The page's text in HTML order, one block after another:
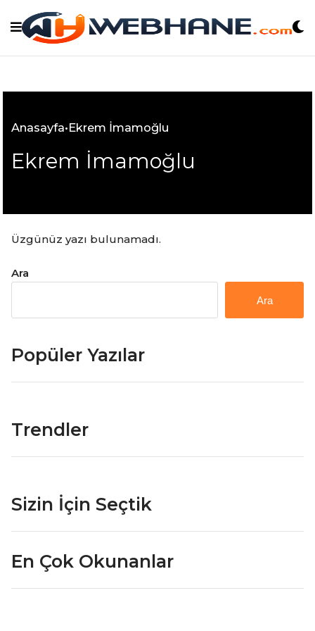
content
Anasayfa•Ekrem İmamoğlu
Ekrem İmamoğlu
Üzgünüz yazı bulunamadı.
Ara
Ara
Popüler Yazılar
Trendler
Sizin İçin Seçtik
En Çok Okunanlar